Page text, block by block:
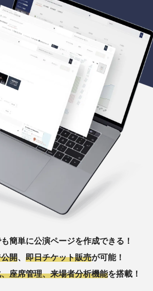
簡単に公演ページを作成できる！
開
即日チケット販売が可能！
座席管理、来場者分析機能を搭載！